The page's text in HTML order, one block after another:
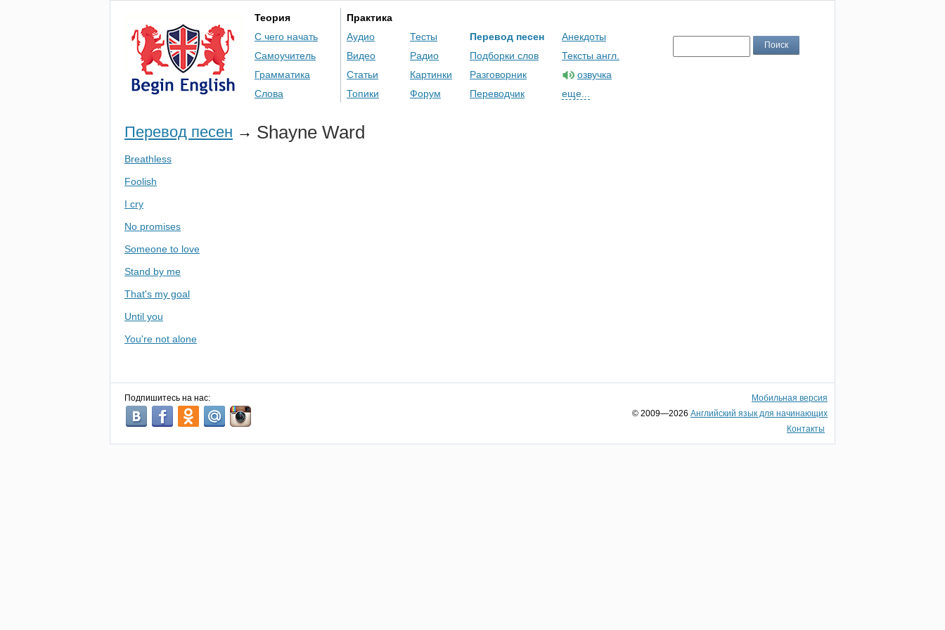
Теория
С чего начать
Самоучитель
Грамматика
Слова
Практика
Аудио
Видео
Статьи
Топики
Тесты
Радио
Картинки
Форум
Перевод песен
Подборки слов
Разговорник
Переводчик
Анекдоты
Тексты англ.
озвучка
еще...
Перевод песен → Shayne Ward
Breathless
Foolish
I cry
No promises
Someone to love
Stand by me
That's my goal
Until you
You're not alone
Подпишитесь на нас:
Мобильная версия
© 2009—2026 Английский язык для начинающих
Контакты